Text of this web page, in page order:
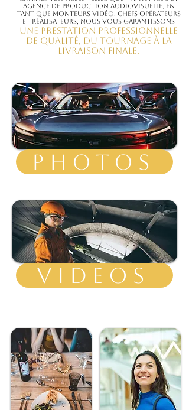
agence de production audiovisuelle, en
tant que monteurs vidéo, chefs opérateurs
et réalisateurs, nous vous garantissons
une prestation professionnelle
de qualité, du tournage à la
livraison finale.
PHOTOS
VIDEOS